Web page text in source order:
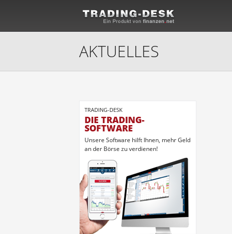
AKTUELLES
TRADING-DESK
DIE TRADING-
SOFTWARE
Unsere Software hilft Ihnen, mehr Geld
an der Börse zu verdienen!